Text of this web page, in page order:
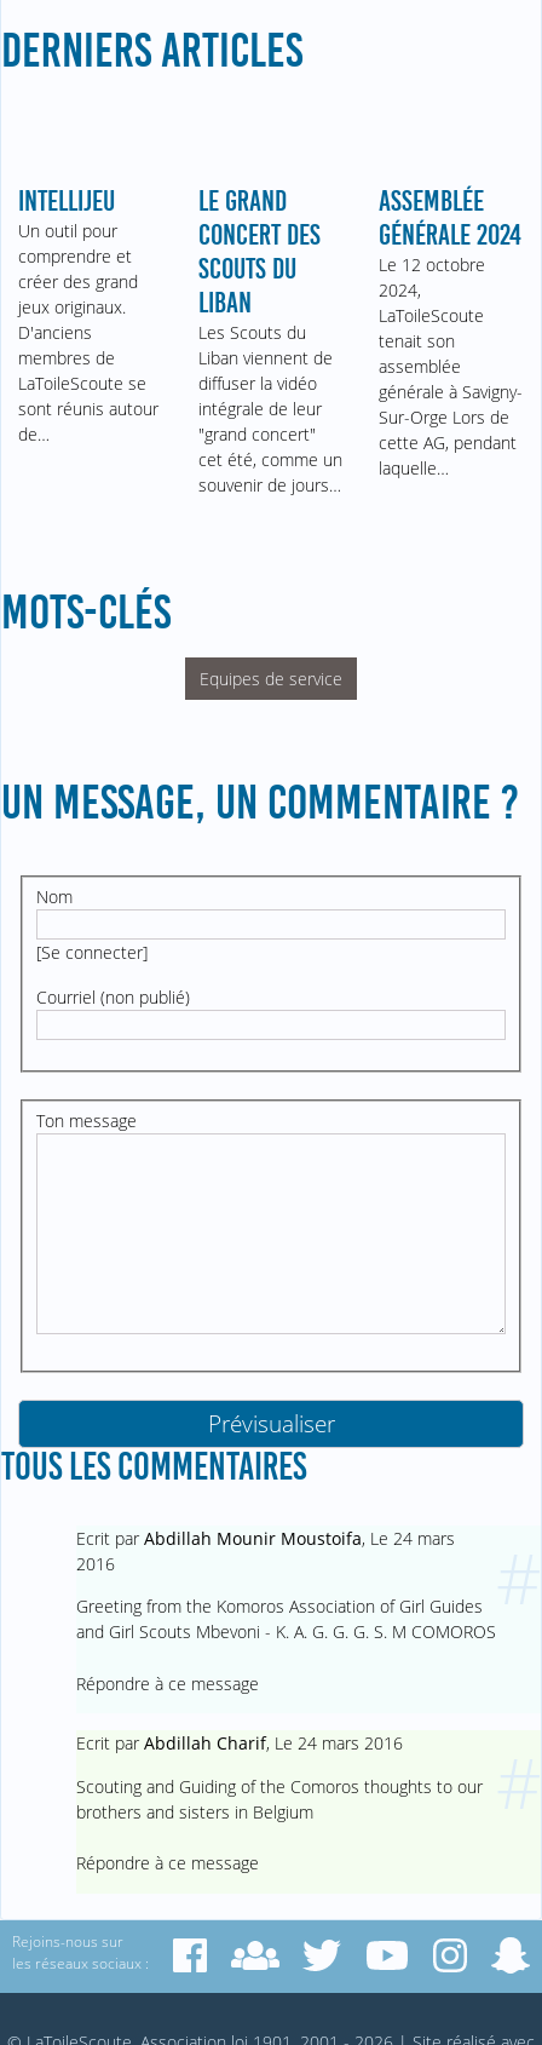
DERNIERS ARTICLES
INTELLIJEU
Un outil pour
comprendre et
créer des grand
jeux originaux.
D'anciens
membres de
LaToileScoute se
sont réunis autour
de…
LE GRAND
CONCERT DES
SCOUTS DU
LIBAN
Les Scouts du
Liban viennent de
diffuser la vidéo
intégrale de leur
"grand concert"
cet été, comme un
souvenir de jours…
ASSEMBLÉE
GÉNÉRALE 2024
Le 12 octobre
2024,
LaToileScoute
tenait son
assemblée
générale à Savigny-
Sur-Orge Lors de
cette AG, pendant
laquelle…
MOTS-CLÉS
Equipes de service
UN MESSAGE, UN COMMENTAIRE ?
Nom
[Se connecter]
Courriel (non publié)
Ton message
TOUS LES COMMENTAIRES
Ecrit par Abdillah Mounir Moustoifa, Le 24 mars
2016
Greeting from the Komoros Association of Girl Guides
and Girl Scouts Mbevoni - K. A. G. G. G. S. M COMOROS
Répondre à ce message
Ecrit par Abdillah Charif, Le 24 mars 2016
Scouting and Guiding of the Comoros thoughts to our
brothers and sisters in Belgium
Répondre à ce message
Rejoins-nous sur
les réseaux sociaux :